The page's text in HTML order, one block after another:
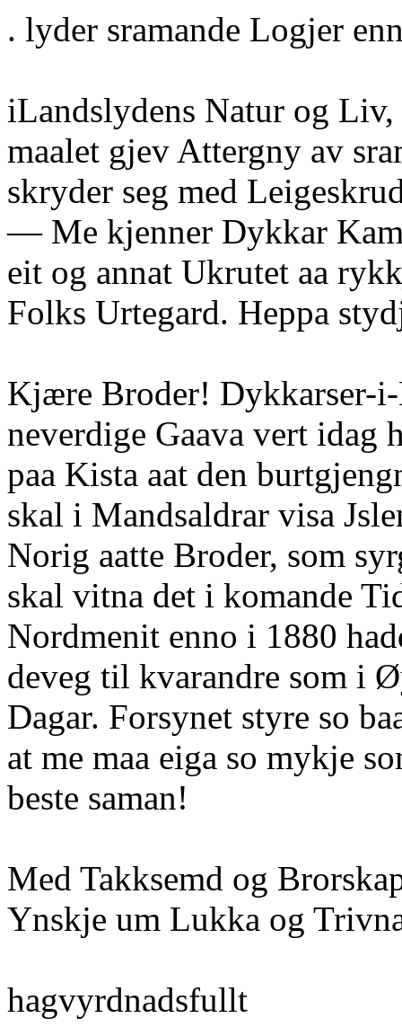
. lyder sramande Logjer
iLandslydens Natur og
maalet gjev Attergny av
skryder seg med
— Me kjenner Dykkar
eit og annat Ukrutet aa
Folks Urtegard. Heppa
Kjære Broder! Dykkarser-
neverdige Gaava vert idag
paa Kista aat den
skal i Mandsaldrar visa
Norig aatte Broder, som
skal vitna det i komande
Nordmenit enno i 1880
deveg til kvarandre som i
Dagar. Forsynet styre so
at me maa eiga so mykje
beste saman!
Med Takksemd og
Ynskje um Lukka og
hagvyrdnadsfullt